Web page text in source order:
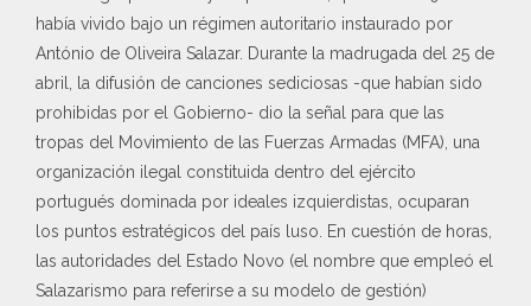
había vivido bajo un régimen autoritario instaurado por
António de Oliveira Salazar. Durante la madrugada del 25 de
abril, la difusión de canciones sediciosas -que habían sido
prohibidas por el Gobierno- dio la señal para que las
tropas del Movimiento de las Fuerzas Armadas (MFA), una
organización ilegal constituida dentro del ejército
portugués dominada por ideales izquierdistas, ocuparan
los puntos estratégicos del país luso. En cuestión de horas,
las autoridades del Estado Novo (el nombre que empleó el
Salazarismo para referirse a su modelo de gestión)